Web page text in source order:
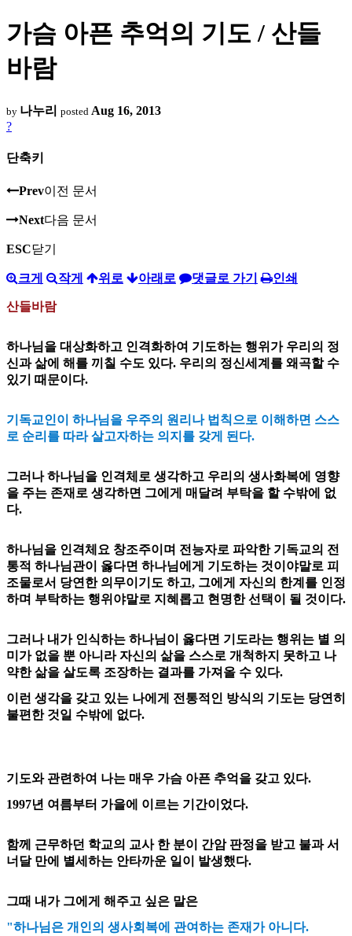
가슴 아픈 추억의 기도 / 산들
바람
by 나누리 posted Aug 16, 2013
?
단축키
Prev이전 문서
Next다음 문서
ESC닫기
크게 작게 위로 아래로 댓글로 가기 인쇄
산들바람
하나님을 대상화하고 인격화하여 기도하는 행위가 우리의 정
신과 삶에 해를 끼칠 수도 있다. 우리의 정신세계를 왜곡할 수
있기 때문이다.
기독교인이 하나님을 우주의 원리나 법칙으로 이해하면 스스
로 순리를 따라 살고자하는 의지를 갖게 된다.
그러나 하나님을 인격체로 생각하고 우리의 생사화복에 영향
을 주는 존재로 생각하면 그에게 매달려 부탁을 할 수밖에 없
다.
하나님을 인격체요 창조주이며 전능자로 파악한 기독교의 전
통적 하나님관이 옳다면 하나님에게 기도하는 것이야말로 피
조물로서 당연한 의무이기도 하고, 그에게 자신의 한계를 인정
하며 부탁하는 행위야말로 지혜롭고 현명한 선택이 될 것이다.
그러나 내가 인식하는 하나님이 옳다면 기도라는 행위는 별 의
미가 없을 뿐 아니라 자신의 삶을 스스로 개척하지 못하고 나
약한 삶을 살도록 조장하는 결과를 가져올 수 있다.
이런 생각을 갖고 있는 나에게 전통적인 방식의 기도는 당연히
불편한 것일 수밖에 없다.
기도와 관련하여 나는 매우 가슴 아픈 추억을 갖고 있다.
1997년 여름부터 가을에 이르는 기간이었다.
함께 근무하던 학교의 교사 한 분이 간암 판정을 받고 불과 서
너달 만에 별세하는 안타까운 일이 발생했다.
그때 내가 그에게 해주고 싶은 말은
"하나님은 개인의 생사회복에 관여하는 존재가 아니다.